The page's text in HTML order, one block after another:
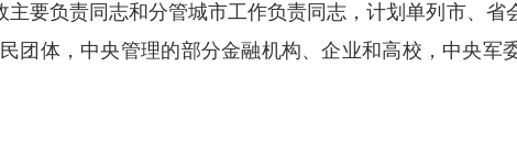
要负责同志和分管城市工作负责同志，计划单列市、省
团体，中央管理的部分金融机构、企业和高校，中央军